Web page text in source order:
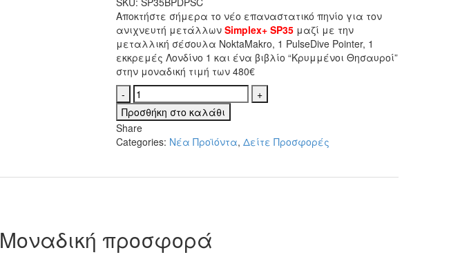
624,00 €.είναι:
480,00 €.
Αποκτήστε σήμερα το νέο επαναστατικό πηνίο για τον
ανιχνευτή μετάλλωνSimplex+ SP35 μαζί με την
μεταλλική σέσουλα NoktaMakro, 1 PulseDive Pointer, 1
εκκρεμές Λονδίνο 1 και ένα βιβλίο “Κρυμμένοι Θησαυροί”
στην μοναδική τιμή των 480€
ΠΗΝΙΟ
SIMPLEX
SP35
+
ΣΕΣΟΥΛΑ
+
1
Προσθήκη στο καλάθι
Share
Categories: Νέα Προϊόντα,Δείτε Προσφορές
Μοναδική προσφορά